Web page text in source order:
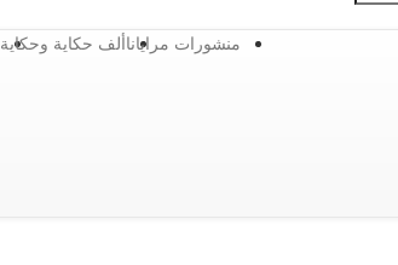
ألف حكاية وحكايةمنشورات مرايانا